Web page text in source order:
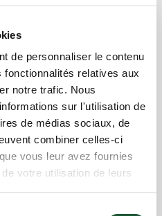
de personnaliser le contenu
relatives aux
notre trafic. Nous
sur l'utilisation de
de médias sociaux, de
combiner celles-ci
vous leur avez fournies
votre utilisation de leurs
EN GRAND